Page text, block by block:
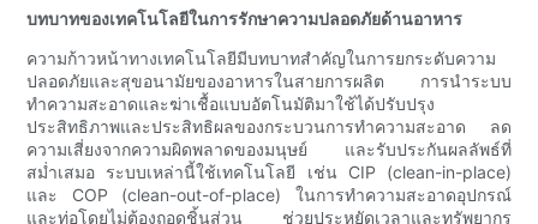
บทบาทของเทคโนโลยีในการรักษาความปลอดภัยด้านอาหาร
ความก้าวหน้าทางเทคโนโลยีมีบทบาทสำคัญในการยกระดับความ
ปลอดภัยและสุขอนามัยของอาหารในสายการผลิต การนำระบบ
ทำความสะอาดและฆ่าเชื้อแบบอัตโนมัติมาใช้ได้ปรับปรุง
ประสิทธิภาพและประสิทธิผลของกระบวนการทำความสะอาด ลด
ความเสี่ยงจากความผิดพลาดของมนุษย์ และรับประกันผลลัพธ์ที่
สม่ำเสมอ ระบบเหล่านี้ใช้เทคโนโลยี เช่น CIP (clean-in-place)
และ COP (clean-out-of-place) ในการทำความสะอาดอุปกรณ์
และท่อโดยไม่ต้องถอดชิ้นส่วน ช่วยประหยัดเวลาและทรัพยากร